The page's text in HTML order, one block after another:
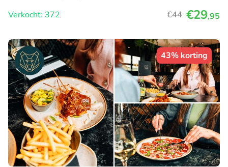
Verkocht: 372
€44 €29,95
43% korting